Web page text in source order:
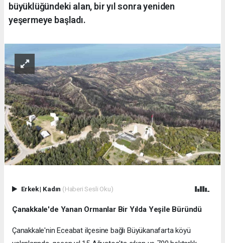
büyüklüğündeki alan, bir yıl sonra yeniden
yeşermeye başladı.
Erkek| Kadın (Haberi Sesli Oku)
Çanakkale'de Yanan Ormanlar Bir Yılda Yeşile Büründü
Çanakkale'nin Eceabat ilçesine bağlı Büyükanafarta köyü